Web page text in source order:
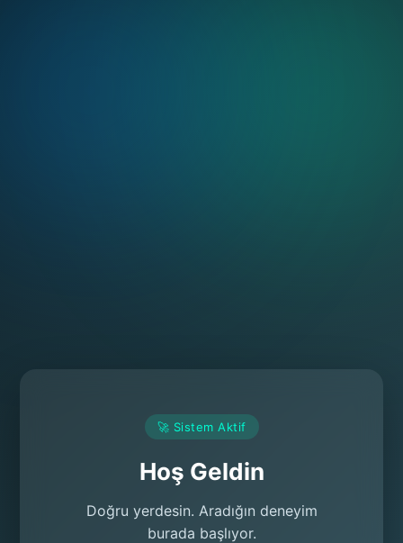
🚀 Sistem Aktif
Hoş Geldin
Doğru yerdesin. Aradığın deneyim
burada başlıyor.